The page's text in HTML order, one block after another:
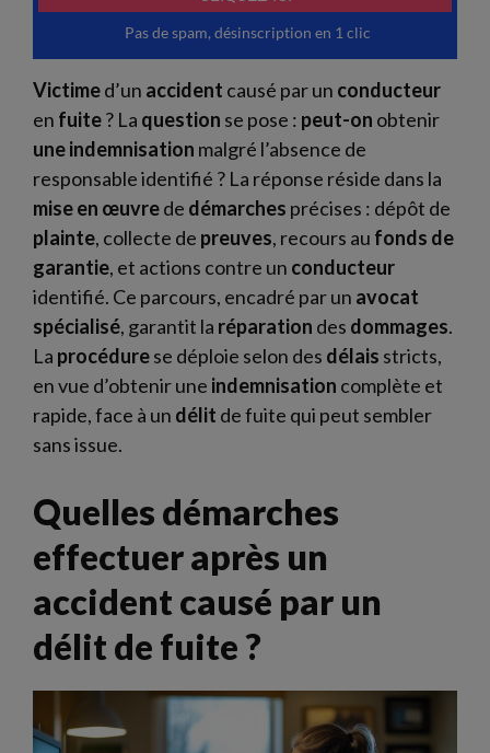
Victimed’un accident causé par un conducteur
en fuite? La question se pose : peut-on obtenir
une indemnisation malgré l’absence de
responsable identifié ? La réponse réside dans la
mise en œuvrede démarches précises : dépôt de
plainte, collecte de preuves, recours au fonds de
garantie, et actions contre un conducteur
identifié. Ce parcours, encadré par un avocat
spécialisé, garantit la réparation des dommages.
La procédurese déploie selon des délais stricts,
en vue d’obtenir une indemnisation complète et
rapide, face à un délit de fuite qui peut sembler
sans issue.
Quelles démarches
effectuer après un
accident causé par un
délit de fuite ?